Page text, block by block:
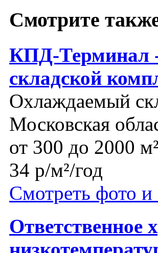
Смотрите
КПД-Терминал
складской
Охлаждаемый
Московская
от 300 до 2000 м²
34 р/м²/год
Смотреть фото и
Ответственное